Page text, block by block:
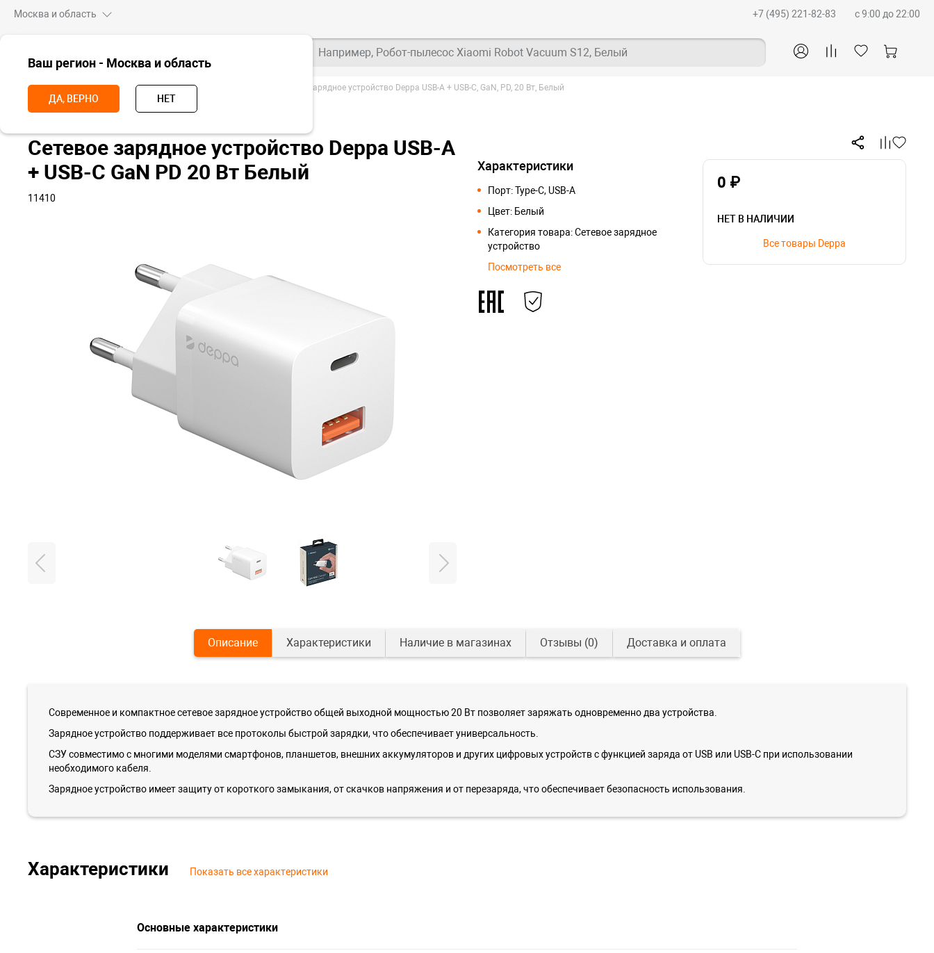
Москва и область
Ваш регион - Москва и область
ДА, ВЕРНО НЕТ
+7 (495) 221-82-83 c 9:00 до 22:00
Например, Робот-пылесос Xiaomi Robot Vacuum S12, Белый
Главная Аксессуары Зарядки и питание Сетевое зарядное устройство Deppa USB-A + USB-C, GaN, PD, 20 Вт, Белый
Сетевое зарядное устройство Deppa USB-A
+ USB-C GaN PD 20 Вт Белый
11410
Характеристики
Порт: Type-C, USB-A
Цвет: Белый
Категория товара: Сетевое зарядное
устройство
Посмотреть все
0 ₽
НЕТ В НАЛИЧИИ
Все товары Deppa
Описание Характеристики Наличие в магазинах Отзывы (0) Доставка и оплата
Современное и компактное сетевое зарядное устройство общей выходной мощностью 20 Вт позволяет заряжать одновременно два устройства.
Зарядное устройство поддерживает все протоколы быстрой зарядки, что обеспечивает универсальность.
СЗУ совместимо с многими моделями смартфонов, планшетов, внешних аккумуляторов и других цифровых устройств с функцией заряда от USB или USB-C при использовании
необходимого кабеля.
Зарядное устройство имеет защиту от короткого замыкания, от скачков напряжения и от перезаряда, что обеспечивает безопасность использования.
Характеристики Показать все характеристики
Основные характеристики